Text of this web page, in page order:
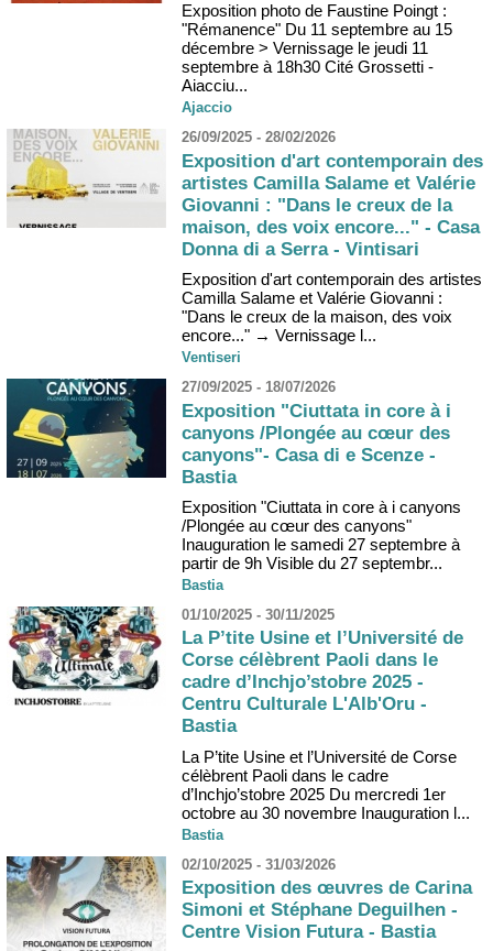
Exposition photo de Faustine Poingt :
"Rémanence" Du 11 septembre au 15
décembre > Vernissage le jeudi 11
septembre à 18h30 Cité Grossetti -
Aiacciu...
Ajaccio
26/09/2025 - 28/02/2026
Exposition d'art contemporain des
artistes Camilla Salame et Valérie
Giovanni : "Dans le creux de la
maison, des voix encore..." - Casa
Donna di a Serra - Vintisari
Exposition d'art contemporain des artistes
Camilla Salame et Valérie Giovanni :
"Dans le creux de la maison, des voix
encore..." → Vernissage l...
Ventiseri
27/09/2025 - 18/07/2026
Exposition "Ciuttata in core à i
canyons /Plongée au cœur des
canyons"- Casa di e Scenze -
Bastia
Exposition "Ciuttata in core à i canyons
/Plongée au cœur des canyons"
Inauguration le samedi 27 septembre à
partir de 9h Visible du 27 septembr...
Bastia
01/10/2025 - 30/11/2025
La P’tite Usine et l’Université de
Corse célèbrent Paoli dans le
cadre d’Inchjo’stobre 2025 -
Centru Culturale L'Alb'Oru -
Bastia
La P’tite Usine et l’Université de Corse
célèbrent Paoli dans le cadre
d’Inchjo’stobre 2025 Du mercredi 1er
octobre au 30 novembre Inauguration l...
Bastia
02/10/2025 - 31/03/2026
Exposition des œuvres de Carina
Simoni et Stéphane Deguilhen -
Centre Vision Futura - Bastia